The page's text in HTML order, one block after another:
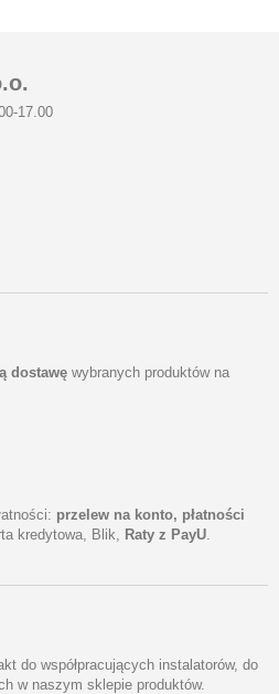
17.00
dostawę wybranych produktów na
przelew na konto, płatności
kredytowa, Blik, Raty z PayU.
do współpracujących instalatorów, do
w naszym sklepie produktów.